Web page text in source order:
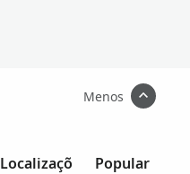
Menos
Localizaçõ
Popular